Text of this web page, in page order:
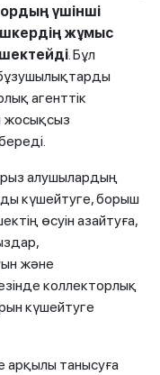
үшінші
жұмыс
. Бұл
агенттік
жосықсыз
алушылардың
күшейтуге, борыш
өсуін азайтуға,
және
коллекторлық
күшейтуге
арқылы танысуға